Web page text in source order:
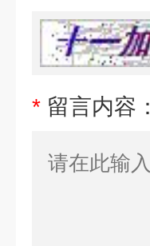
* 留言内容：